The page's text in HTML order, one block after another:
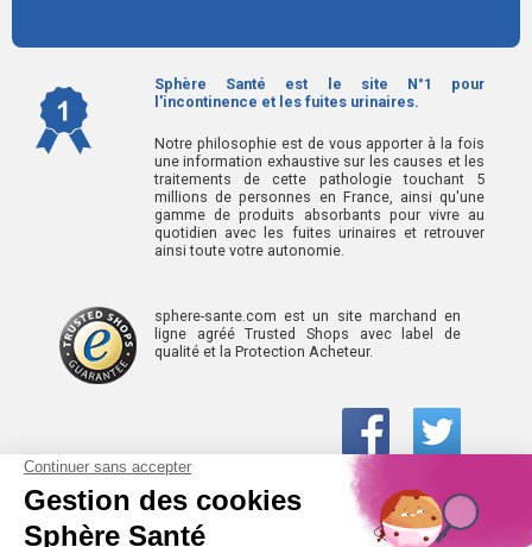
Sphère Santé est le site N°1 pour
l'incontinence et les fuites urinaires.
Notre philosophie est de vous apporter à la fois
une information exhaustive sur les causes et les
traitements de cette pathologie touchant 5
millions de personnes en France, ainsi qu'une
gamme de produits absorbants pour vivre au
quotidien avec les fuites urinaires et retrouver
ainsi toute votre autonomie.
sphere-sante.com est un site marchand en
ligne agréé Trusted Shops avec label de
qualité et la Protection Acheteur.
01 61 30 15 94
(prix d’un appel local)